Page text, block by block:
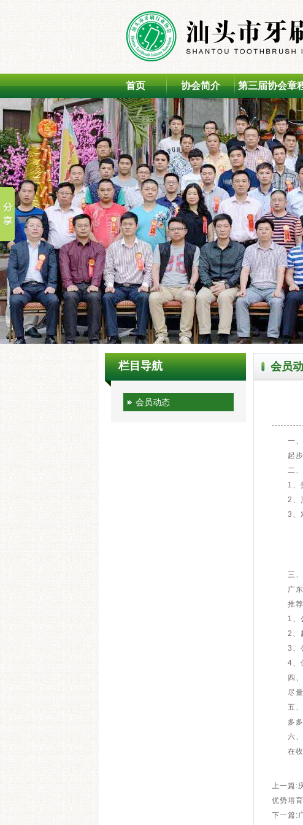
首页 协会简介 第三届协会章
栏目导航
会员动态
会员
一、
起步早
二、
1、技
2、产
3、对
三、
广东
推荐
1、公
2、超
3、公
4、位
四、
尽量多
五、
多多
六、
在收集
上一篇:
优势培
下一篇: